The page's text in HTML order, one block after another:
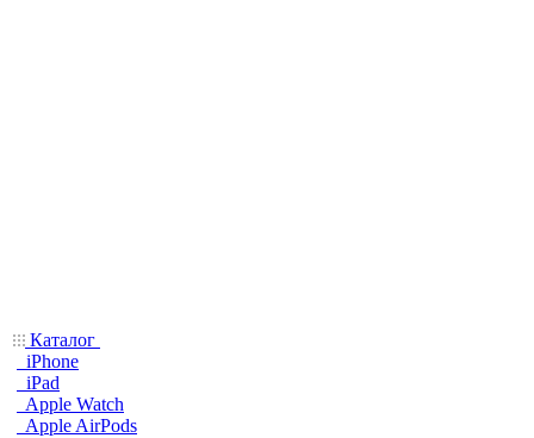
Каталог
iPhone
iPad
Apple Watch
Apple AirPods